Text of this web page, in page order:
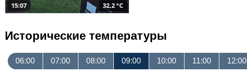
15:07 32,2 °C
Исторические температуры
06:00 07:00 08:00 09:00 10:00 11:00 12:00